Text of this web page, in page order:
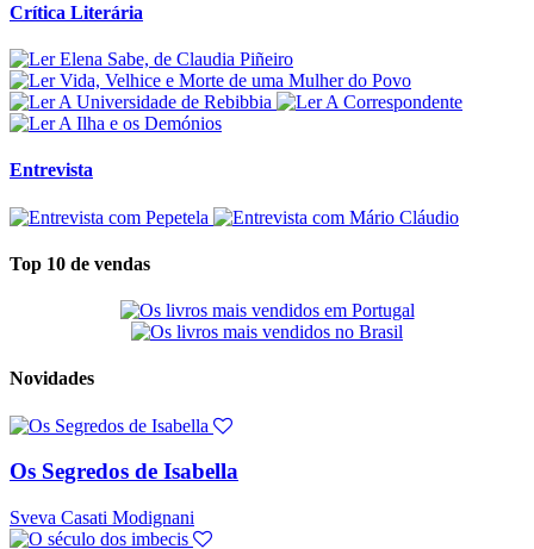
Crítica Literária
Entrevista
Top 10 de vendas
Novidades
Os Segredos de Isabella
Sveva Casati Modignani